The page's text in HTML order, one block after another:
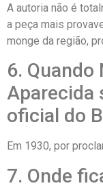
A autoria não é
a peça mais
monge da região,
6. Quando
Aparecida
oficial do
Em 1930, por
7. Onde